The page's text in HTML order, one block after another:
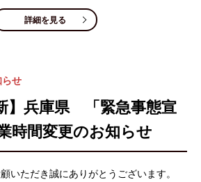
詳細を見る
らせ
】兵庫県 「緊急事態宣
時間変更のお知らせ
いただき誠にありがとうございます。